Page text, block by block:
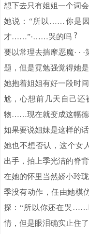
想下去只有姐姐一个词
她说：“所以……你是
才……”·……哭的吗
要以常理去揣摩恶魔· ·
题，但是霓勉强觉得她是
她抱着姐姐有好一段时
尬，心想前几天自己还
物……现在就变成这幅德
如果要说姐妹是这样的
她也不想否认，这个女
出手，拍上季光洁的脊
在她的怀里当然娇小玲珑
季没有动作，任由她模
探：“所以你还在哭……
情，但是眼泪确实止住了